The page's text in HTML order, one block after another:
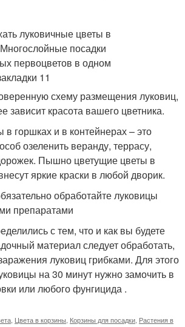
схему размещения луковиц,
зависит красота вашего цветника.
горшках и в контейнерах – это
озеленить веранду, террасу,
Пышно цветущие цветы в
яркие краски в любой дворик.
обработайте луковицы
препаратами
с тем, что и как вы будете
материал следует обработать,
луковиц грибками. Для этого
на 30 минут нужно замочить в
или любого фунгицида .
Цвета в корзины Корзины для посадки Растения в